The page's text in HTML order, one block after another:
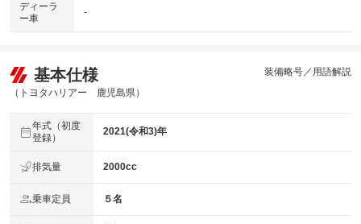
ディーラ
ー車
-
基本仕様
（トヨタハリアー 鹿児島県）
装備略号／用語解説
年式（初度
登録）
2021(令和3)年
排気量 2000cc
乗車定員 ５名